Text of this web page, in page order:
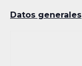
Datos generales